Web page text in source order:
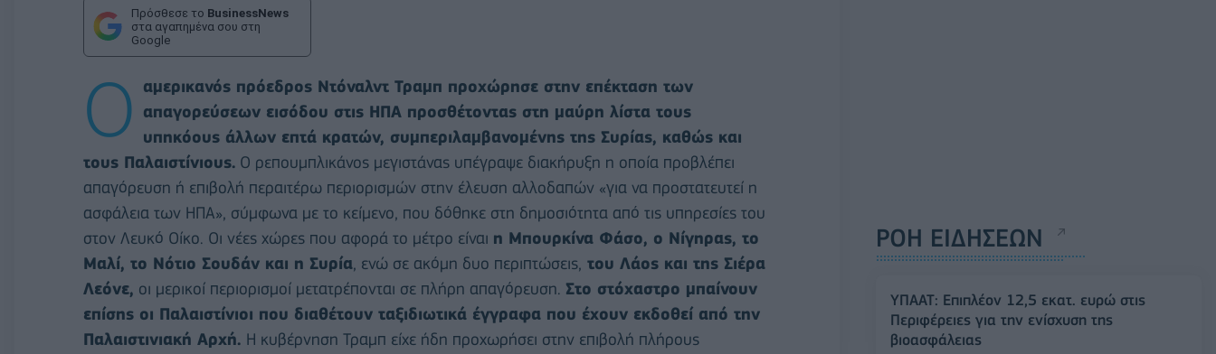
Πρόσθεσε το BusinessNews
στα αγαπημένα σου στη
Google
Ο
αμερικανός πρόεδρος Ντόναλντ Τραμπ προχώρησε στην επέκταση των
απαγορεύσεων εισόδου στις ΗΠΑ προσθέτοντας στη μαύρη λίστα τους
υπηκόους άλλων επτά κρατών, συμπεριλαμβανομένης της Συρίας, καθώς και
τους Παλαιστίνιους. Ο ρεπουμπλικάνος μεγιστάνας υπέγραψε διακήρυξη η οποία προβλέπει
απαγόρευση ή επιβολή περαιτέρω περιορισμών στην έλευση αλλοδαπών «για να προστατευτεί η
ασφάλεια των ΗΠΑ», σύμφωνα με το κείμενο, που δόθηκε στη δημοσιότητα από τις υπηρεσίες του
στον Λευκό Οίκο. Οι νέες χώρες που αφορά το μέτρο είναι η Μπουρκίνα Φάσο, ο Νίγηρας, το
Μαλί, το Νότιο Σουδάν και η Συρία , ενώ σε ακόμη δυο περιπτώσεις, του Λάος και της Σιέρα
Λεόνε, οι μερικοί περιορισμοί μετατρέπονται σε πλήρη απαγόρευση. Στο στόχαστρο μπαίνουν
επίσης οι Παλαιστίνιοι που διαθέτουν ταξιδιωτικά έγγραφα που έχουν εκδοθεί από την
Παλαιστινιακή Αρχή. Η κυβέρνηση Τραμπ είχε ήδη προχωρήσει στην επιβολή πλήρους
ΡΟΗ ΕΙΔΗΣΕΩΝ
ΥΠΑΑΤ: Επιπλέον 12,5 εκατ. ευρώ στις
Περιφέρειες για την ενίσχυση της
βιοασφάλειας